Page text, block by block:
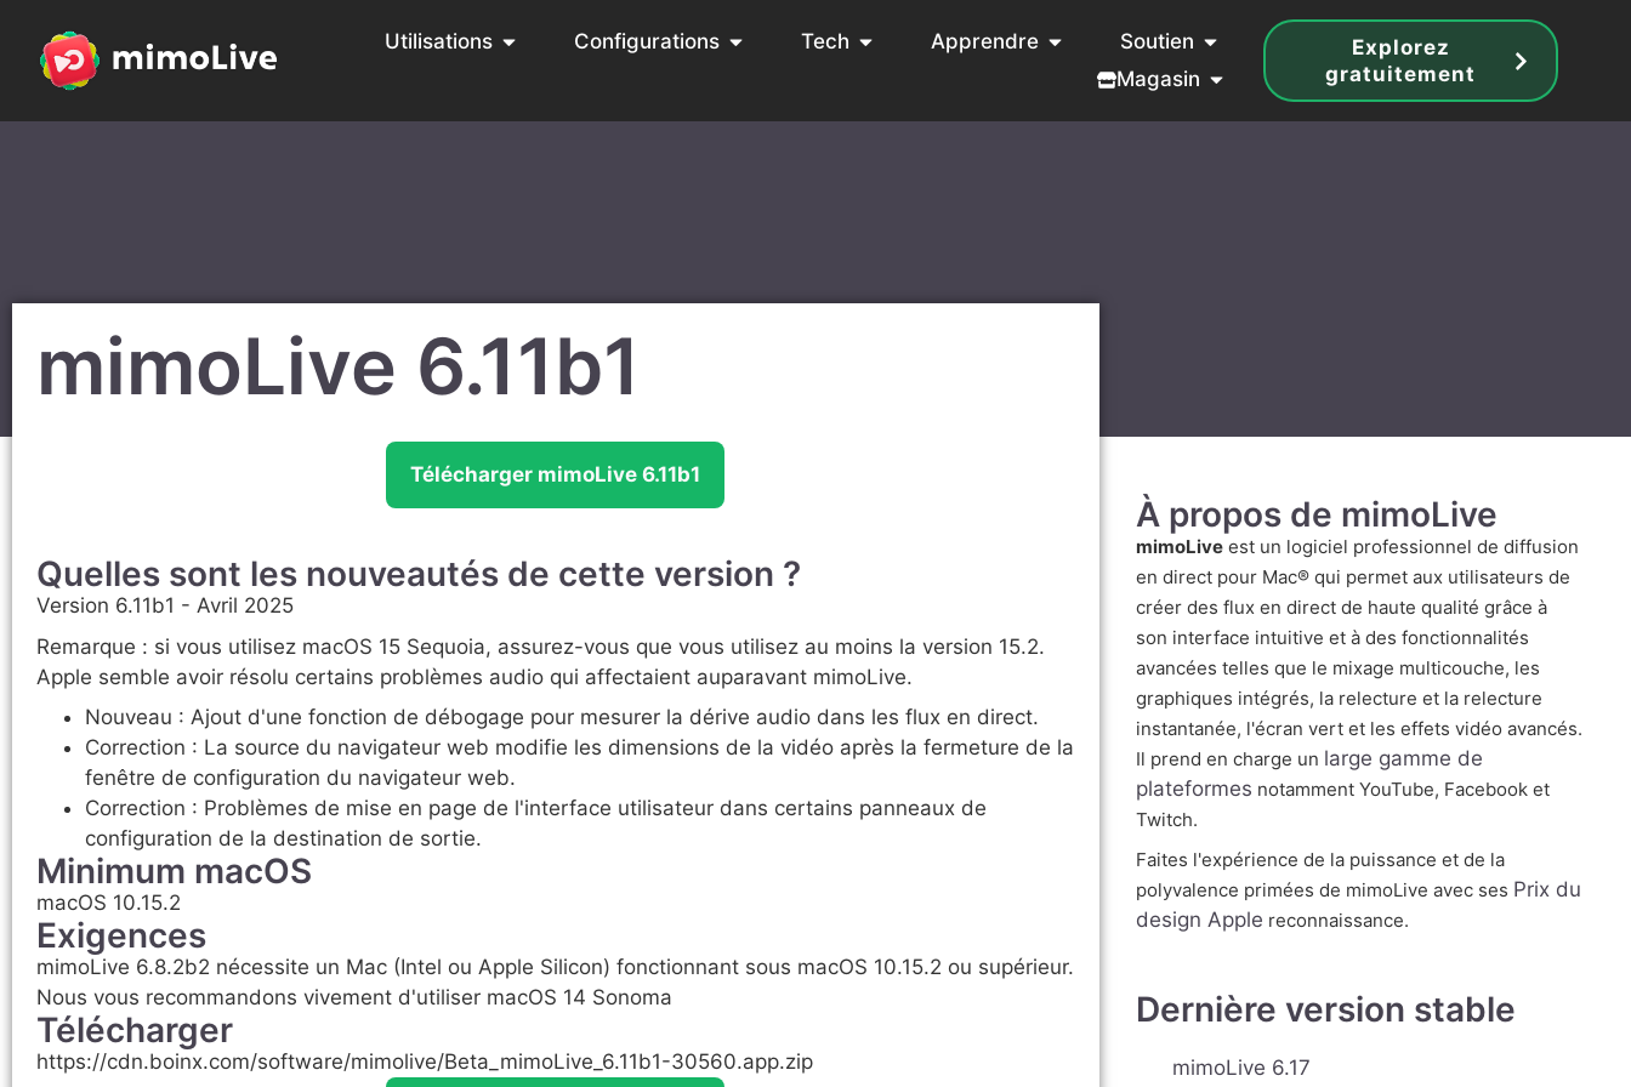
Utilisations Configurations Tech Apprendre
Soutien
Magasin
Explorez
gratuitement
mimoLive 6.11b1
Télécharger mimoLive 6.11b1
Quelles sont les nouveautés de cette version ?
Version 6.11b1 - Avril 2025
Remarque : si vous utilisez macOS 15 Sequoia, assurez-vous que vous utilisez au moins la version 15.2.
Apple semble avoir résolu certains problèmes audio qui affectaient auparavant mimoLive.
Nouveau : Ajout d'une fonction de débogage pour mesurer la dérive audio dans les flux en direct.
Correction : La source du navigateur web modifie les dimensions de la vidéo après la fermeture de la
fenêtre de configuration du navigateur web.
Correction : Problèmes de mise en page de l'interface utilisateur dans certains panneaux de
configuration de la destination de sortie.
Minimum macOS
macOS 10.15.2
Exigences
mimoLive 6.8.2b2 nécessite un Mac (Intel ou Apple Silicon) fonctionnant sous macOS 10.15.2 ou supérieur.
Nous vous recommandons vivement d'utiliser macOS 14 Sonoma
Télécharger
https://cdn.boinx.com/software/mimolive/Beta_mimoLive_6.11b1-30560.app.zip
À propos de mimoLive
mimoLiveest un logiciel professionnel de diffusion
en direct pour Mac® qui permet aux utilisateurs de
créer des flux en direct de haute qualité grâce à
son interface intuitive et à des fonctionnalités
avancées telles que le mixage multicouche, les
graphiques intégrés, la relecture et la relecture
instantanée, l'écran vert et les effets vidéo avancés.
Il prend en charge un large gamme de
plateformes notamment YouTube, Facebook et
Twitch.
Faites l'expérience de la puissance et de la
polyvalence primées de mimoLive avec ses Prix du
design Apple reconnaissance.
Dernière version stable
mimoLive 6.17